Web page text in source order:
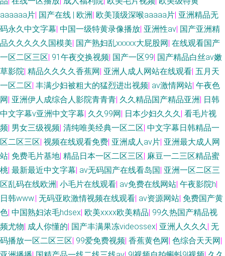
aaaaaa片| 国产在线 | 欧洲 | 欧美顶级深喉aaaaa片| 亚洲精品无
码永久中文字幕| 中国一级特黄录像播放| 亚洲性av| 国产亚洲精
品久久久久久国模美| 国产熟妇乱xxxxx大屁股网| 在线观看国产
一区二区三区| 91午夜交换视频| 国产一区99| 国产精品白丝av嫩
草影院| 精品久久久久香蕉网| 亚洲人成人网站在线观看| 五月天
一区二区| 丰满少妇被粗大的猛烈进出视频| av激情网站| 午夜色
网| 亚洲伊人成综合人影院青青青| 久久精品国产精品亚洲 | 日韩
中文字幕v亚洲中文字幕| 久久99网| 日本少妇久久久| 看毛片视
频| 男女三级视频| 清纯唯美经典一区二区| 中文字幕日韩精品一
区二区三区| 视频在线观看免费| 亚洲成人av片| 亚洲最大成人网
站| 免费毛片基地| 精品日本一区二区三区| 麻豆一二三区精品蜜
桃| 最新最近中文字幕| av无码国产在线看岛国| 亚洲一区二区三
区乱码在线欧洲 | 小毛片在线观看| av免费在线网站| 午夜影院h|
日韩www.| 无码亚欧激情视频在线观看| av资源网站| 免费国产黄
色| 中国熟妇浓毛hdsex| 欧美xxxx欧美精品| 99久热国产精品视
频尤物| 成人你懂的| 国产丰满果冻videossex| 亚洲人久久久| 无
码播放一区二区三区| 99爱免费视频| 香蕉黄色网| 色综合天天网|